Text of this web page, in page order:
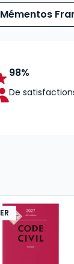
Mémentos
98%
De